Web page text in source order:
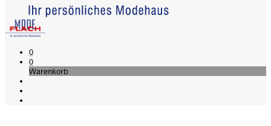
0
0
Warenkorb